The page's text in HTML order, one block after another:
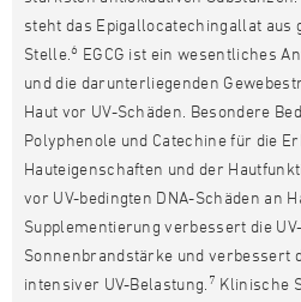
steht das Epigallocatechingallat aus
Stelle.6 EGCG ist ein wesentliches
und die darunterliegenden
Haut vor UV-Schäden. Besondere
Polyphenole und Catechine für die
Hauteigenschaften und der
vor UV-bedingten DNA-Schäden an
Supplementierung verbessert die
Sonnenbrandstärke und verbessert
intensiver UV-Belastung. 7 Klinische